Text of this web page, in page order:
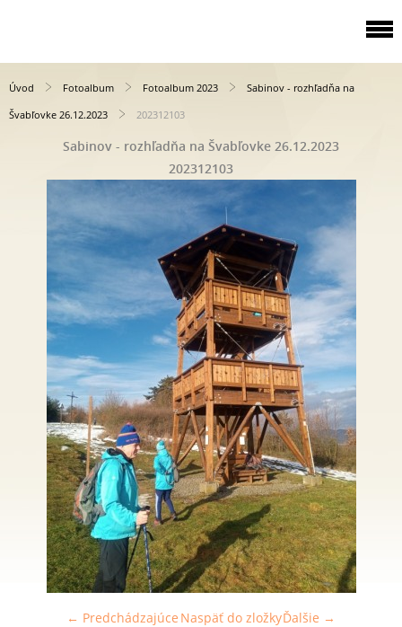
Úvod Fotoalbum Fotoalbum 2023
Sabinov - rozhľadňa na
Švabľovke 26.12.2023
202312103
Sabinov - rozhľadňa na Švabľovke 26.12.2023
202312103
← Predchádzajúce Ďalšie →
Naspäť do zložky